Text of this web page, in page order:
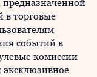
в торговые
событий в
комиссии